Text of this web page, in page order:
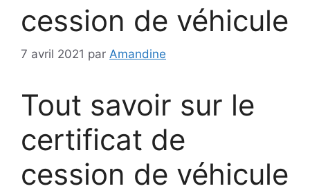
cession de véhicule
7 avril 2021 par Amandine
Tout savoir sur le
certificat de
cession de véhicule